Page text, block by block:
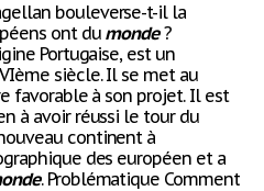
bouleverse-t-il la
ont dumonde?
Portugaise, est un
siècle. Il se met au
favorable à son projet. Il est
à avoir réussi le tour du
continent à
des européen et a
. Problématique Comment